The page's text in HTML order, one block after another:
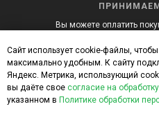
Интернет-магазин
Вы можете оплатить
оплаты
Сайт использует cookie-файлы,
максимально удобным. К cайту
Яндекс. Метрика, использующий
вы даёте свое согласие на
указанном в Политике обработки